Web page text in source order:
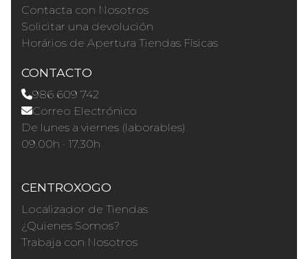
Contacta con Nosotros
Solicitar una devolución
Horários de Apertura Tiendas Físicas
CONTACTO
986 609 742
Correo Electrónico
De lunes a viernes (laborables)
09.00h · 17.30h
CENTROXOGO
Localizador de Tiendas
¿Quienes Somos?
Trabaja con Nosotros